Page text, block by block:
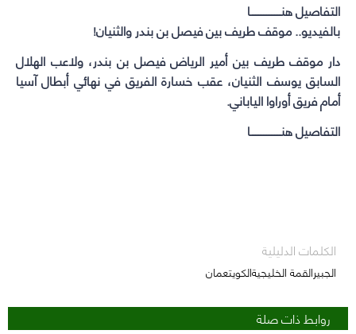
التفاصيل هنـــــــــــــــــــا
بالفيديو.. موقف طريف بين فيصل بن بندر والثنيان!
دار موقف طريف بين أمير الرياض فيصل بن بندر، ولاعب الهلال
السابق يوسف الثنيان، عقب خسارة الفريق في نهائي أبطال آسيا
أمام فريق أوراوا الياباني.
التفاصيل هنـــــــــــــــــــا
الكلمات الدليلية
الجبيرالقمة الخليجيةالكويتعمان
روابط ذات صلة